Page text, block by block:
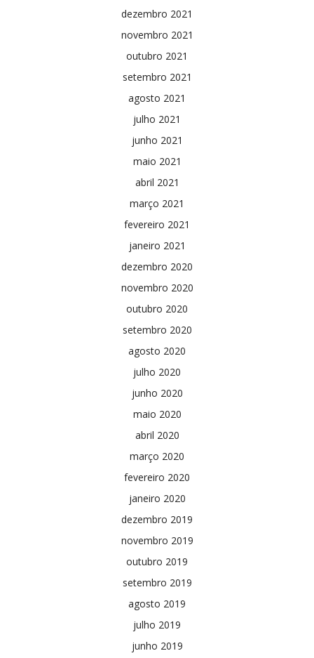
dezembro 2021
novembro 2021
outubro 2021
setembro 2021
agosto 2021
julho 2021
junho 2021
maio 2021
abril 2021
março 2021
fevereiro 2021
janeiro 2021
dezembro 2020
novembro 2020
outubro 2020
setembro 2020
agosto 2020
julho 2020
junho 2020
maio 2020
abril 2020
março 2020
fevereiro 2020
janeiro 2020
dezembro 2019
novembro 2019
outubro 2019
setembro 2019
agosto 2019
julho 2019
junho 2019